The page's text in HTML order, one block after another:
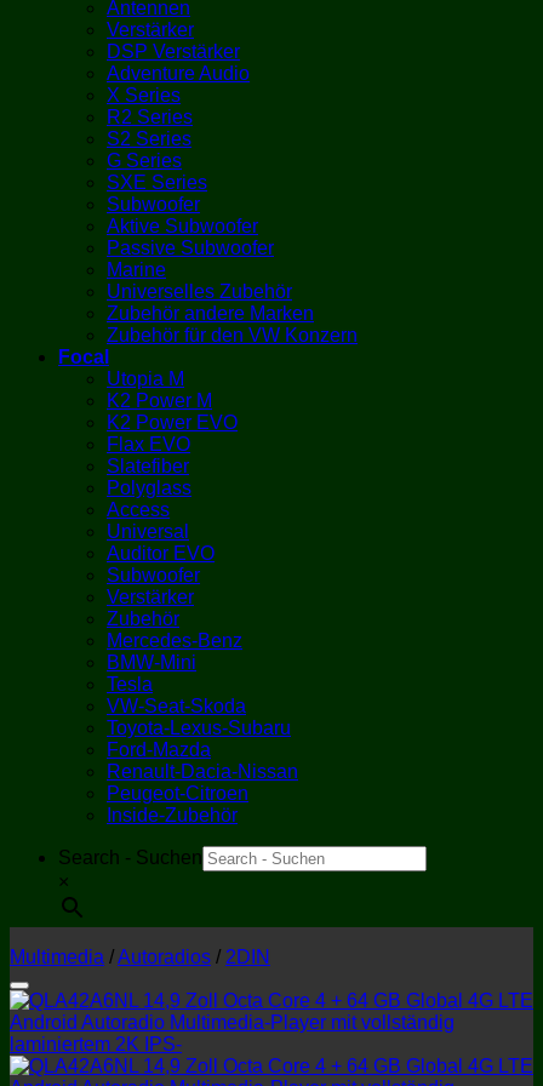
Antennen
Verstärker
DSP Verstärker
Adventure Audio
X Series
R2 Series
S2 Series
G Series
SXE Series
Subwoofer
Aktive Subwoofer
Passive Subwoofer
Marine
Universelles Zubehör
Zubehör andere Marken
Zubehör für den VW Konzern
Focal
Utopia M
K2 Power M
K2 Power EVO
Flax EVO
Slatefiber
Polyglass
Access
Universal
Auditor EVO
Subwoofer
Verstärker
Zubehör
Mercedes-Benz
BMW-Mini
Tesla
VW-Seat-Skoda
Toyota-Lexus-Subaru
Ford-Mazda
Renault-Dacia-Nissan
Peugeot-Citroen
Inside-Zubehör
Search - Suchen
×
Multimedia /Autoradios / 2DIN